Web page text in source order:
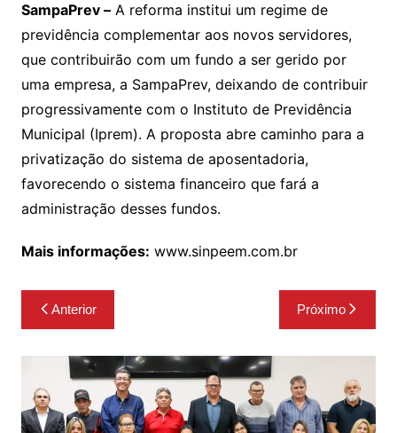
SampaPrev –A reforma institui um regime de
previdência complementar aos novos servidores,
que contribuirão com um fundo a ser gerido por
uma empresa, a SampaPrev, deixando de contribuir
progressivamente com o Instituto de Previdência
Municipal (Iprem). A proposta abre caminho para a
privatização do sistema de aposentadoria,
favorecendo o sistema financeiro que fará a
administração desses fundos.
Mais informações: www.sinpeem.com.br
Navegação
de
Post
Anterior Próximo